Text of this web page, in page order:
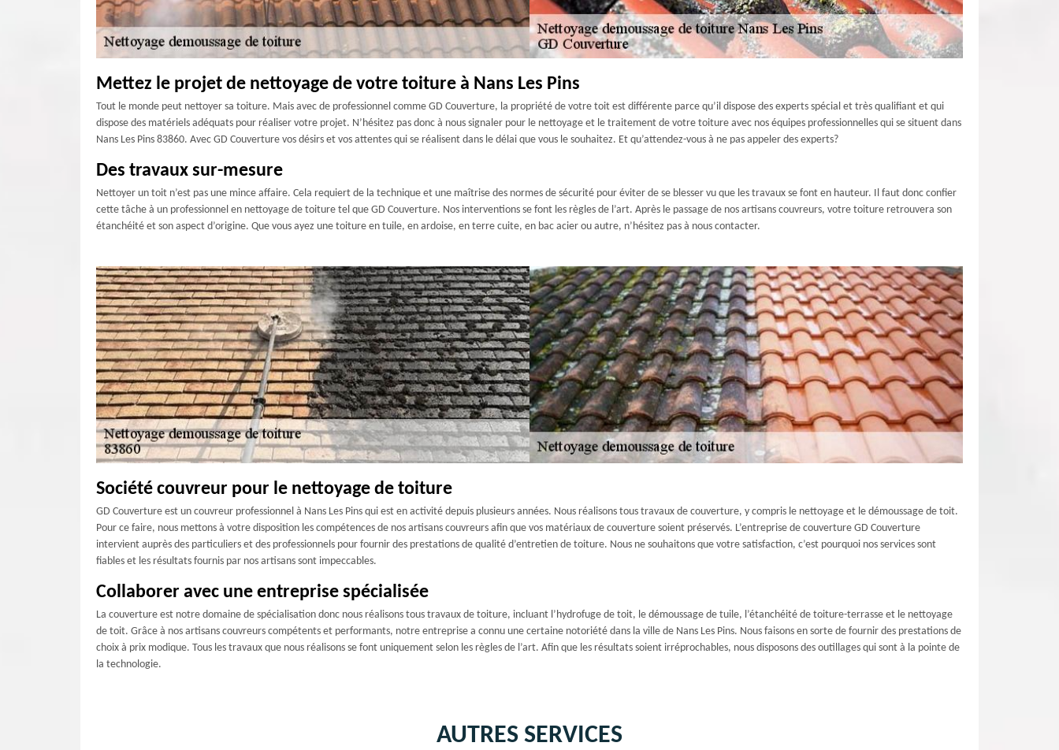
Mettez le projet de nettoyage de votre toiture à Nans Les Pins
Tout le monde peut nettoyer sa toiture. Mais avec de professionnel comme GD Couverture, la propriété de votre toit est différente parce qu’il dispose des experts spécial et très qualifiant et qui
dispose des matériels adéquats pour réaliser votre projet. N’hésitez pas donc à nous signaler pour le nettoyage et le traitement de votre toiture avec nos équipes professionnelles qui se situent dans
Nans Les Pins 83860. Avec GD Couverture vos désirs et vos attentes qui se réalisent dans le délai que vous le souhaitez. Et qu’attendez-vous à ne pas appeler des experts?
Des travaux sur-mesure
Nettoyer un toit n’est pas une mince affaire. Cela requiert de la technique et une maîtrise des normes de sécurité pour éviter de se blesser vu que les travaux se font en hauteur. Il faut donc confier
cette tâche à un professionnel en nettoyage de toiture tel que GD Couverture. Nos interventions se font les règles de l’art. Après le passage de nos artisans couvreurs, votre toiture retrouvera son
étanchéité et son aspect d’origine. Que vous ayez une toiture en tuile, en ardoise, en terre cuite, en bac acier ou autre, n’hésitez pas à nous contacter.
Société couvreur pour le nettoyage de toiture
GD Couverture est un couvreur professionnel à Nans Les Pins qui est en activité depuis plusieurs années. Nous réalisons tous travaux de couverture, y compris le nettoyage et le démoussage de toit.
Pour ce faire, nous mettons à votre disposition les compétences de nos artisans couvreurs afin que vos matériaux de couverture soient préservés. L’entreprise de couverture GD Couverture
intervient auprès des particuliers et des professionnels pour fournir des prestations de qualité d’entretien de toiture. Nous ne souhaitons que votre satisfaction, c’est pourquoi nos services sont
fiables et les résultats fournis par nos artisans sont impeccables.
Collaborer avec une entreprise spécialisée
La couverture est notre domaine de spécialisation donc nous réalisons tous travaux de toiture, incluant l’hydrofuge de toit, le démoussage de tuile, l’étanchéité de toiture-terrasse et le nettoyage
de toit. Grâce à nos artisans couvreurs compétents et performants, notre entreprise a connu une certaine notoriété dans la ville de Nans Les Pins. Nous faisons en sorte de fournir des prestations de
choix à prix modique. Tous les travaux que nous réalisons se font uniquement selon les règles de l’art. Afin que les résultats soient irréprochables, nous disposons des outillages qui sont à la pointe de
la technologie.
AUTRES SERVICES